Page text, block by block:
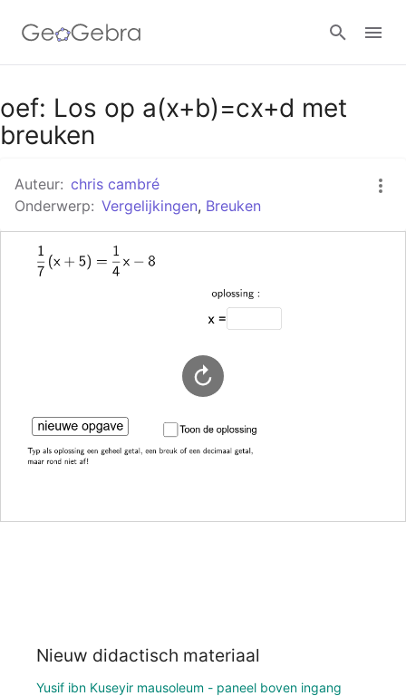
Google Classroom
Aanmelden
oef: Los op a(x+b)=cx+d met
breuken
Auteur: chris cambré
Onderwerp: Vergelijkingen, Breuken
Nieuw didactisch materiaal
Yusif ibn Kuseyir mausoleum - paneel boven ingang